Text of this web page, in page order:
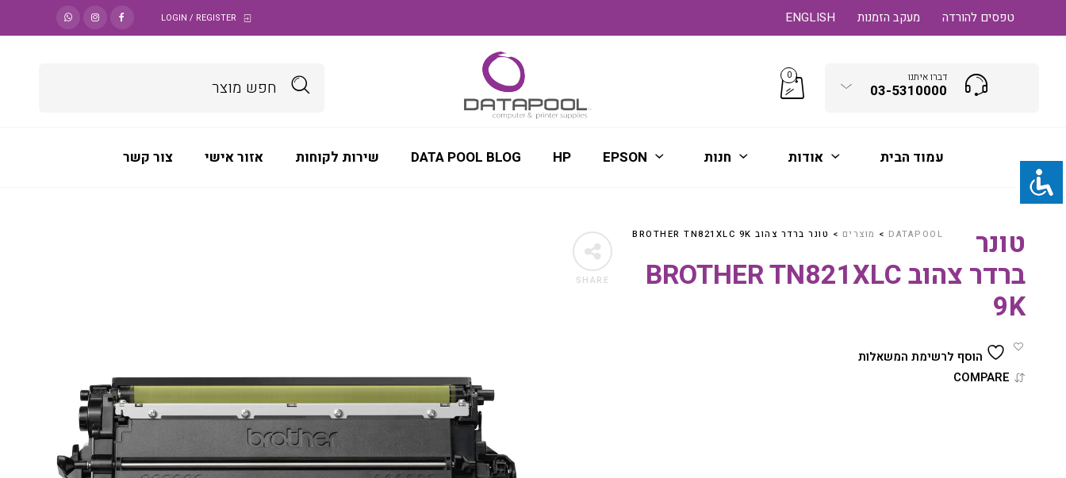
ENGLISH מעקב הזמנות טפסים להורדה LOGIN / REGISTER
דברו איתנו
03-5310000
0
עמוד הבית אודות חנות EPSON
HP
DATA POOL BLOG שירות לקוחות אזור אישי צור קשר
SHARE
DATAPOOL
> מוצרים > טונר ברדר צהוב BROTHER TN821XLC 9K
טונר
ברדר צהוב BROTHER TN821XLC
9K
הוסף לרשימת המשאלות
COMPARE